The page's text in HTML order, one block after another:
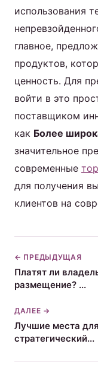
использования
главное,
продуктов,
ценность. Для
войти в это
поставщиком
как Более
значительное
современные
для получения
клиентов на
← ПРЕДЫДУЩАЯ
Платят ли
размещение? ...
ДАЛЕЕ →
Лучшие места
стратегический...